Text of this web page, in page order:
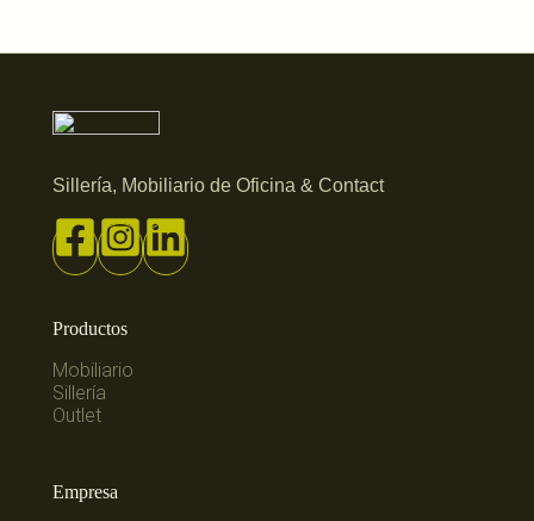
Sillería, Mobiliario de Oficina & Contact
Productos
Mobiliario
Sillería
Outlet
Empresa